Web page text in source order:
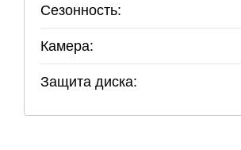
Сезонность:
Камера:
Защита диска: